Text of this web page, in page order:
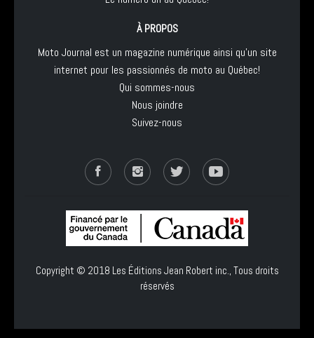
À PROPOS
Moto Journal est un magazine numérique ainsi qu'un site
internet pour les passionnés de moto au Québec!
Qui sommes-nous
Nous joindre
Suivez-nous
Copyright © 2018 Les Éditions Jean Robert inc., Tous droits
réservés